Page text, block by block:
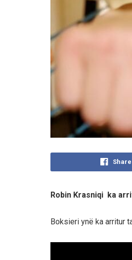
Robin Krasniqi ka
Boksieri ynë ka arritur